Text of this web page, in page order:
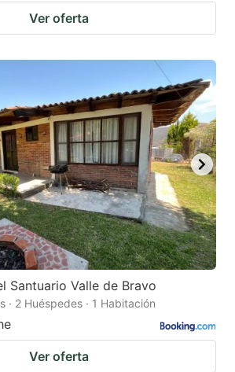
Ver oferta
Santuario Valle de Bravo
· 2 Huéspedes · 1 Habitación
Ver oferta